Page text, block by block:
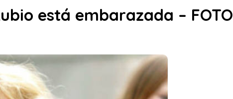
está embarazada – FOTO